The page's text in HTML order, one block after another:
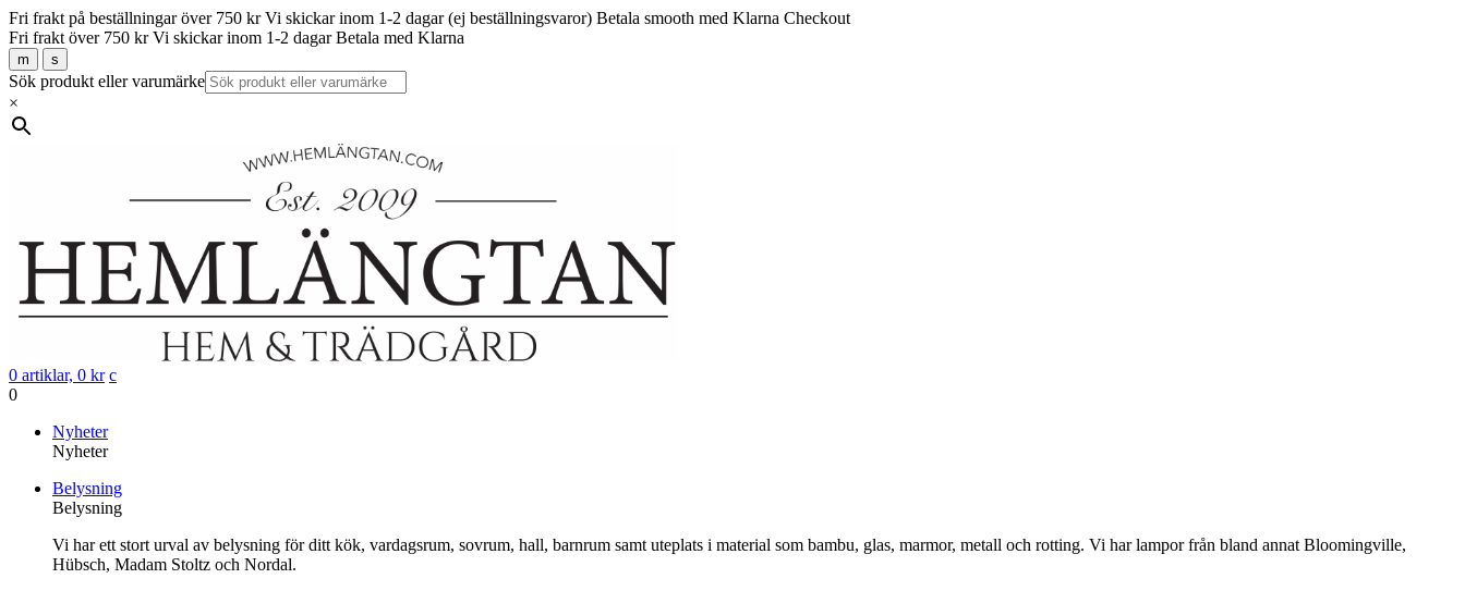
Fri frakt på beställningar över 750 kr Vi skickar inom 1-2 dagar (ej beställningsvaror) Betala smooth med Klarna Checkout
Fri frakt över 750 kr Vi skickar inom 1-2 dagar Betala med Klarna
m s
Sök produkt eller varumärke
×
0 artiklar, 0 kr c
0
innehåll
Nyheter
Nyheter
Belysning
Belysning
Vi har ett stort urval av belysning för ditt kök, vardagsrum, sovrum, hall, barnrum samt uteplats i material som bambu, glas, marmor, metall och rotting. Vi har lampor från bland annat Bloomingville,
Hübsch, Madam Stoltz och Nordal.